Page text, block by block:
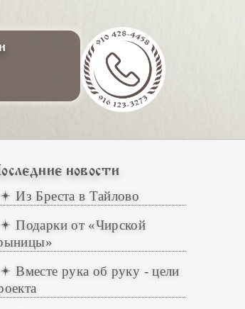
новости
Из Бреста в Тайлово
Подарки от «Чирской
Вместе рука об руку - цели